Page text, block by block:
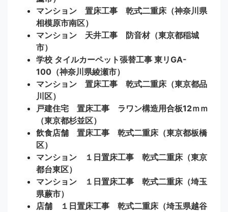
マンション 置床工事 乾式二重床（神奈川県
相模原市南区）
マンション 天井工事 防音材（東京都稲城
市）
学校 タイルカーペット張替工事 東リGA-
100（神奈川県綾瀬市）
マンション 置床工事 乾式二重床（東京都品
川区）
戸建住宅 置床工事 ラワン構造用合板12ｍｍ
（東京都杉並区）
飲食店舗 置床工事 乾式二重床（東京都板橋
区）
マンション １日置床工事 乾式二重床（東京
都台東区）
マンション １日置床工事 乾式二重床（埼玉
県蕨市）
店舗 １日置床工事 乾式二重床（埼玉県越谷